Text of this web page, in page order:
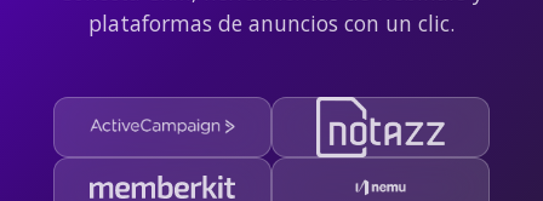
plataformas de anuncios con un clic.